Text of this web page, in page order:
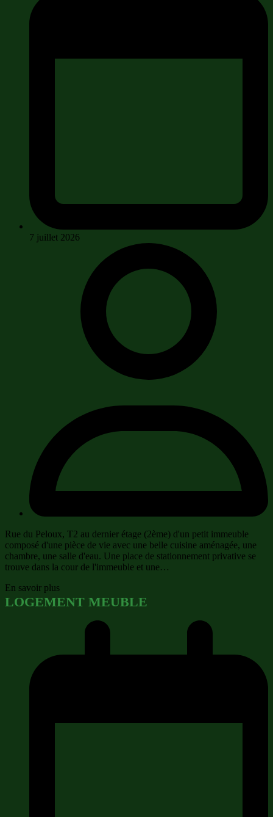
7 juillet 2026
Rue du Peloux, T2 au dernier étage (2ème) d'un petit immeuble
composé d'une pièce de vie avec une belle cuisine aménagée, une
chambre, une salle d'eau. Une place de stationnement privative se
trouve dans la cour de l'immeuble et une…
En savoir plus
LOGEMENT MEUBLE